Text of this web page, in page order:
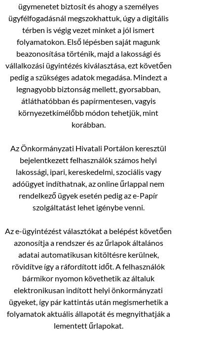
ügymenetet biztosít és ahogy a személyes
ügyfélfogadásnál megszokhattuk, úgy a digitális
térben is végig vezet minket a jól ismert
folyamatokon. Első lépésben saját magunk
beazonosítása történik, majd a lakossági és
vállalkozási ügyintézés kiválasztása, ezt követően
pedig a szükséges adatok megadása. Mindezt a
legnagyobb biztonság mellett, gyorsabban,
átláthatóbban és papírmentesen, vagyis
környezetkímélőbb módon tehetjük, mint
korábban.
Az Önkormányzati Hivatali Portálon keresztül
bejelentkezett felhasználók számos helyi
lakossági, ipari, kereskedelmi, szociális vagy
adóügyet indíthatnak, az online űrlappal nem
rendelkező ügyek esetén pedig az e-Papír
szolgáltatást lehet igénybe venni.
Az e-ügyintézést választókat a belépést követően
azonosítja a rendszer és az űrlapok általános
adatai automatikusan kitöltésre kerülnek,
rövidítve így a ráfordított időt. A felhasználók
bármikor nyomon követhetik az általuk
elektronikusan indított helyi önkormányzati
ügyeket, így pár kattintás után megismerhetik a
folyamatok aktuális állapotát és megnyithatják a
lementett űrlapokat.